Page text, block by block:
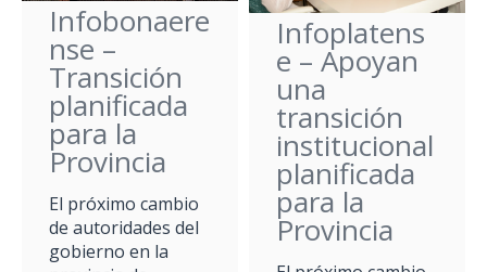
Infobonaere
nse –
Transición
planificada
para la
Provincia
El próximo cambio
de autoridades del
gobierno en la
Infoplatens
e – Apoyan
una
transición
institucional
planificada
para la
Provincia